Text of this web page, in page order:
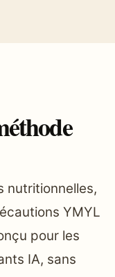
nutritionnelles,
YMYL
pour les
IA, sans